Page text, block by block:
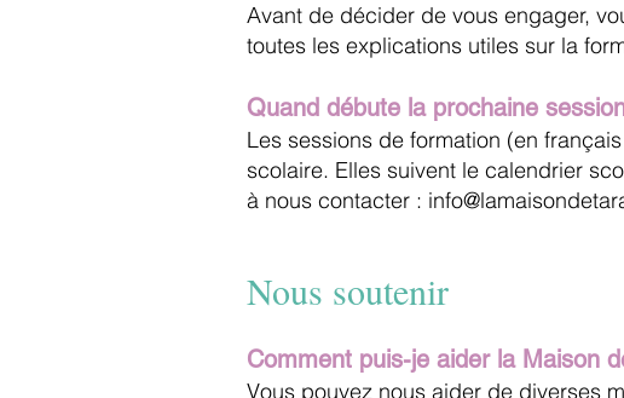
Avant de décider de vous engager,
toutes les explications utiles sur la
Quand débute la prochaine
Les sessions de formation (en
scolaire. Elles suivent le calendrier
à nous contacter :
Nous soutenir
Comment puis-je aider la Maison
Vous pouvez nous aider de diverses